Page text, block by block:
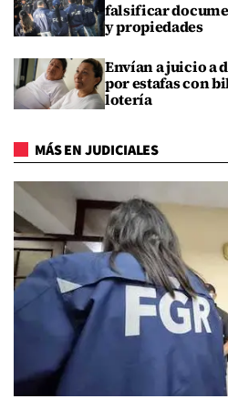
falsificar
y propiedades
Envían a juicio a
por estafas con
lotería
MÁS EN JUDICIALES